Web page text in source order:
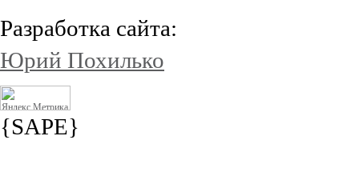
Разработка сайта:
Юрий Похилько
{SAPE}